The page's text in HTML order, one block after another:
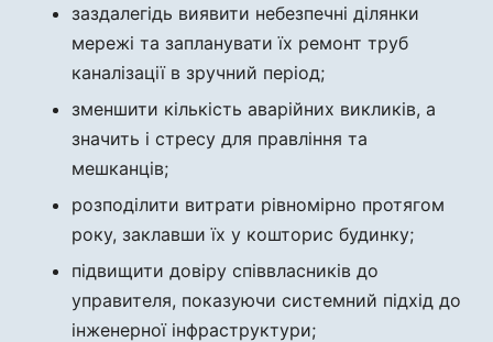
заздалегідь виявити небезпечні ділянки
мережі та запланувати їх ремонт труб
каналізації в зручний період;
зменшити кількість аварійних викликів, а
значить і стресу для правління та
мешканців;
розподілити витрати рівномірно протягом
року, заклавши їх у кошторис будинку;
підвищити довіру співвласників до
управителя, показуючи системний підхід до
інженерної інфраструктури;